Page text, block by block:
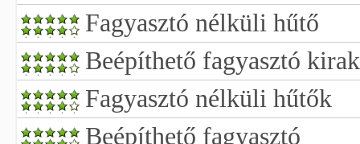
Fagyasztó nélküli hűtő
Beépíthető fagyasztó
Fagyasztó nélküli hűtők
Beépíthető fagyasztó